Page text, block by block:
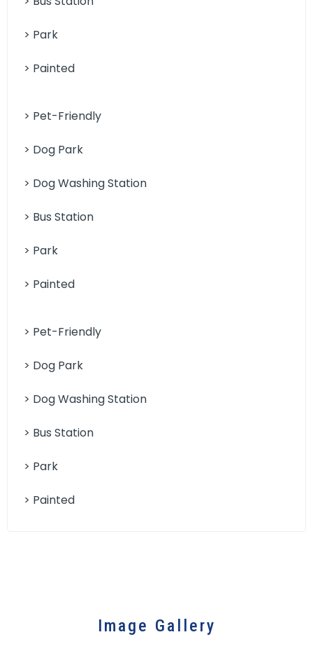
> Park
> Painted
> Pet-Friendly
> Dog Park
> Dog Washing Station
> Bus Station
> Park
> Painted
> Pet-Friendly
> Dog Park
> Dog Washing Station
> Bus Station
> Park
> Painted
Image Gallery